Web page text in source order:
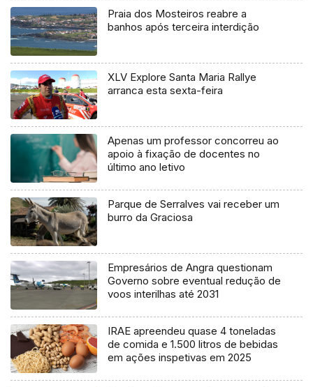
Praia dos Mosteiros reabre a
banhos após terceira interdição
XLV Explore Santa Maria Rallye
arranca esta sexta-feira
Apenas um professor concorreu ao
apoio à fixação de docentes no
último ano letivo
Parque de Serralves vai receber um
burro da Graciosa
Empresários de Angra questionam
Governo sobre eventual redução de
voos interilhas até 2031
IRAE apreendeu quase 4 toneladas
de comida e 1.500 litros de bebidas
em ações inspetivas em 2025